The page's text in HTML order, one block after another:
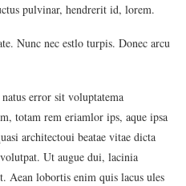
pulvinar, hendrerit id, lorem.
Nunc nec estlo turpis. Donec arcu
error sit voluptatema
totam rem eriamlor ips, aque ipsa
architectoui beatae vitae dicta
Ut augue dui, lacinia
Aean lobortis enim quis lacus ules